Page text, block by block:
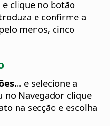
e clique no botão
e confirme a
menos, cinco
e selecione a
no Navegador clique
na secção e escolha